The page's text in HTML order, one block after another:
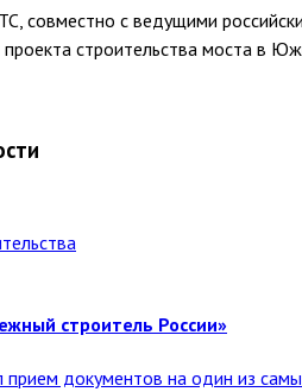
с ведущими
строительства моста в
строитель России»
документов на один из